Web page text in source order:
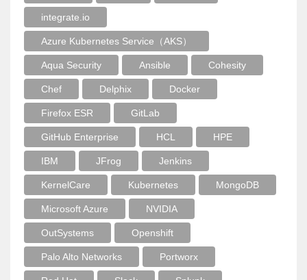
integrate.io
Azure Kubernetes Service（AKS）
Aqua Security Ansible Cohesity
Chef Delphix Docker
Firefox ESR GitLab
GitHub Enterprise HCL HPE
IBM JFrog Jenkins
KernelCare Kubernetes MongoDB
Microsoft Azure NVIDIA
OutSystems Openshift
Palo Alto Networks Portworx